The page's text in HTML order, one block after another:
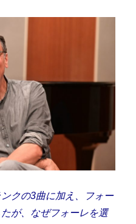
クの3曲に加え、フォー
が、なぜフォーレを選